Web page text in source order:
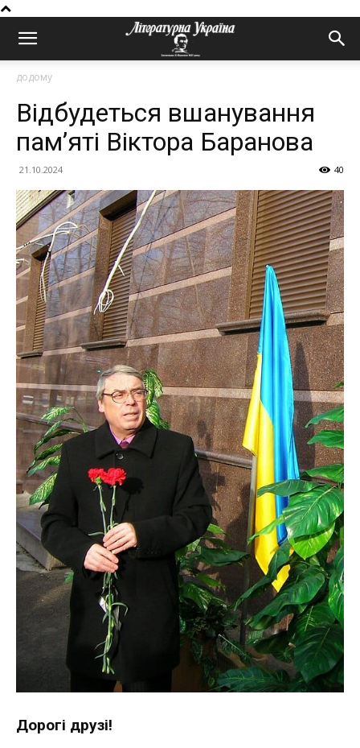
додому
Відбудеться вшанування
пам’яті Віктора Баранова
21.10.2024 40
Дорогі друзі!